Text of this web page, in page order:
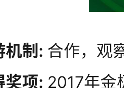
机制: 合作，观
奖项: 2017年金